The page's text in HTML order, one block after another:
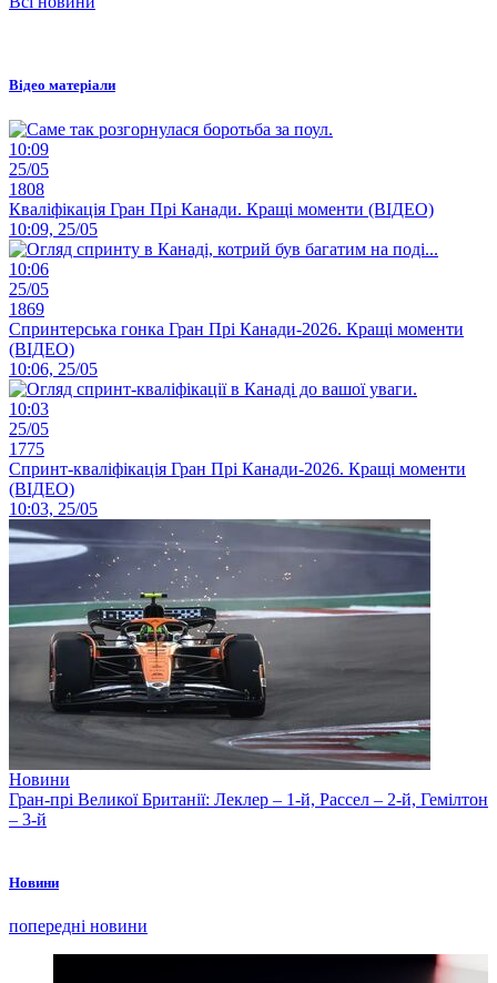
Відео матеріали
10:09
25/05
1808
Кваліфікація Гран Прі Канади. Кращі моменти (ВІДЕО)
10:09, 25/05
10:06
25/05
1869
Спринтерська гонка Гран Прі Канади-2026. Кращі моменти
(ВІДЕО)
10:06, 25/05
10:03
25/05
1775
Спринт-кваліфікація Гран Прі Канади-2026. Кращі моменти
(ВІДЕО)
10:03, 25/05
Новини
Гран-прі Великої Британії: Леклер – 1-й, Рассел – 2-й, Гемілтон
– 3-й
Новини
попередні новини